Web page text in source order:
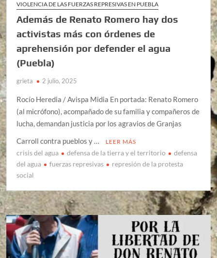
VIOLENCIA DE LAS FUERZAS REPRESIVAS EN PUEBLA
Además de Renato Romero hay dos
activistas más con órdenes de
aprehensión por defender el agua
(Puebla)
grieta 2 julio, 2025
Rocío Heredia / Avispa Midia En portada: Renato Romero
(al micrófono), acompañado de su familia y compañeros de
lucha, demandan justicia por los agravios de Granjas
Carroll contra pueblos y …
LEER MÁS
crisis del agua defensa de la tierra y el territorio
defensa
del agua
fuerzas represivas
represión de la protesta
social